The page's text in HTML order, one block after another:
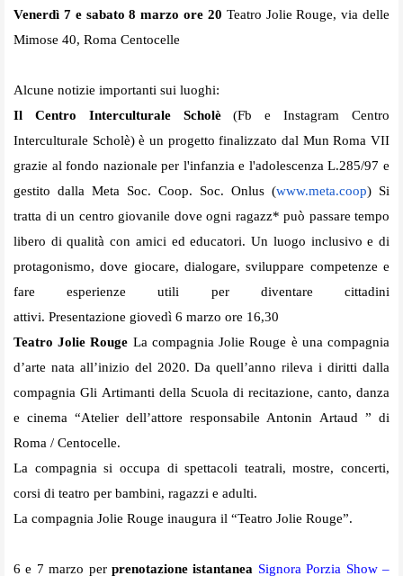
Venerdì 7 e sabato 8 marzo ore 20 Teatro Jolie Rouge, via delle
Mimose 40, Roma Centocelle
Alcune notizie importanti sui luoghi:
Il Centro Interculturale Scholè(Fb eInstagram Centro
Interculturale Scholè) è un progetto finalizzato dal Mun Roma VII
grazie al fondo nazionale per l'infanzia e l'adolescenza L.285/97 e
gestito dalla Meta Soc. Coop. Soc. Onlus (www.meta.coop) Si
tratta di un centro giovanile dove ogni ragazz* può passare tempo
libero di qualità con amici ed educatori. Un luogo inclusivo e di
protagonismo, dove giocare, dialogare, sviluppare competenze e
fare esperienze utili per diventare cittadini
attivi. Presentazione giovedì 6 marzo ore 16,30
Teatro Jolie Rouge La compagnia Jolie Rouge è una compagnia
d’arte nata all’inizio del 2020. Da quell’anno rileva i diritti dalla
compagnia Gli Artimanti della Scuola di recitazione, canto, danza
e cinema “Atelier dell’attore responsabile Antonin Artaud ” di
Roma / Centocelle.
La compagnia si occupa di spettacoli teatrali, mostre, concerti,
corsi di teatro per bambini, ragazzi e adulti.
La compagnia Jolie Rouge inaugura il “Teatro Jolie Rouge”.
6 e 7 marzo per prenotazione istantanea Signora Porzia Show –